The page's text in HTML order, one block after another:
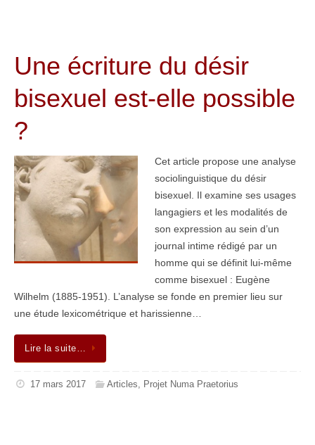
Une écriture du désir
bisexuel est-elle possible
?
Cet article propose une analyse
sociolinguistique du désir
bisexuel. Il examine ses usages
langagiers et les modalités de
son expression au sein d’un
journal intime rédigé par un
homme qui se définit lui-même
comme bisexuel : Eugène
Wilhelm (1885-1951). L’analyse se fonde en premier lieu sur
une étude lexicométrique et harissienne…
Lire la suite…
17 mars 2017 Articles, Projet Numa Praetorius